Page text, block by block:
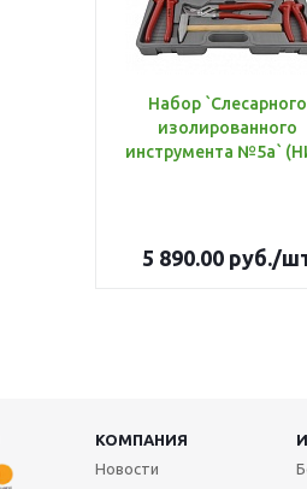
Набор `Слесарного
изолированного
5 890.00 руб./
КОМПАНИЯ
Новости